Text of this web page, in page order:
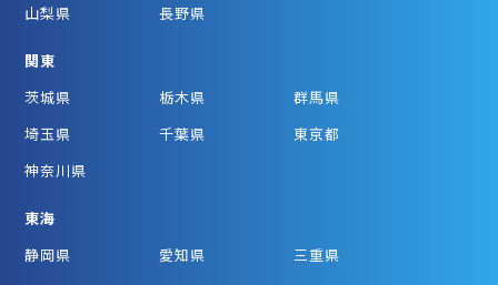
山梨県
長野県
関東
茨城県
栃木県
群馬県
埼玉県
千葉県
東京都
神奈川県
東海
静岡県
愛知県 三重県